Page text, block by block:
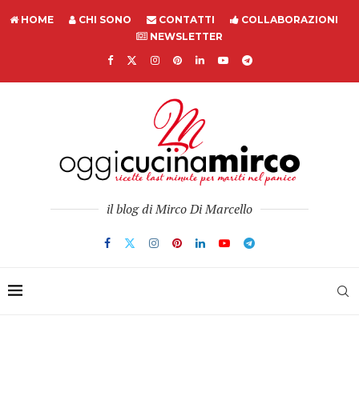
HOME CHI SONO CONTATTI
COLLABORAZIONI
NEWSLETTER
il blog di Mirco Di Marcello